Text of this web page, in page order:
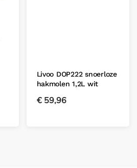
Livoo DOP222 snoerloze
hakmolen 1,2L wit
€59,96